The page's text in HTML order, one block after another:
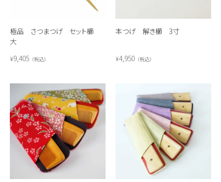
極品 さつまつげ セット櫛
大
¥9,405 税込
本つげ 解き櫛 3寸
¥4,950 税込